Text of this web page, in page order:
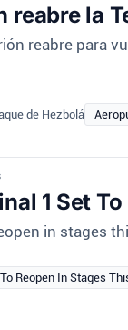
reabre la
reabre para
de Hezbolá
1 Set
in stages
Reopen In Stages